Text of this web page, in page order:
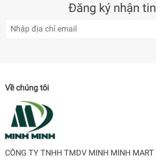
Có
Công tắc an toàn bảo vệ động cơ
Bảo hành
Đăng ký nhận tin
Về chúng tôi
CÔNG TY TNHH TMDV MINH MINH MART